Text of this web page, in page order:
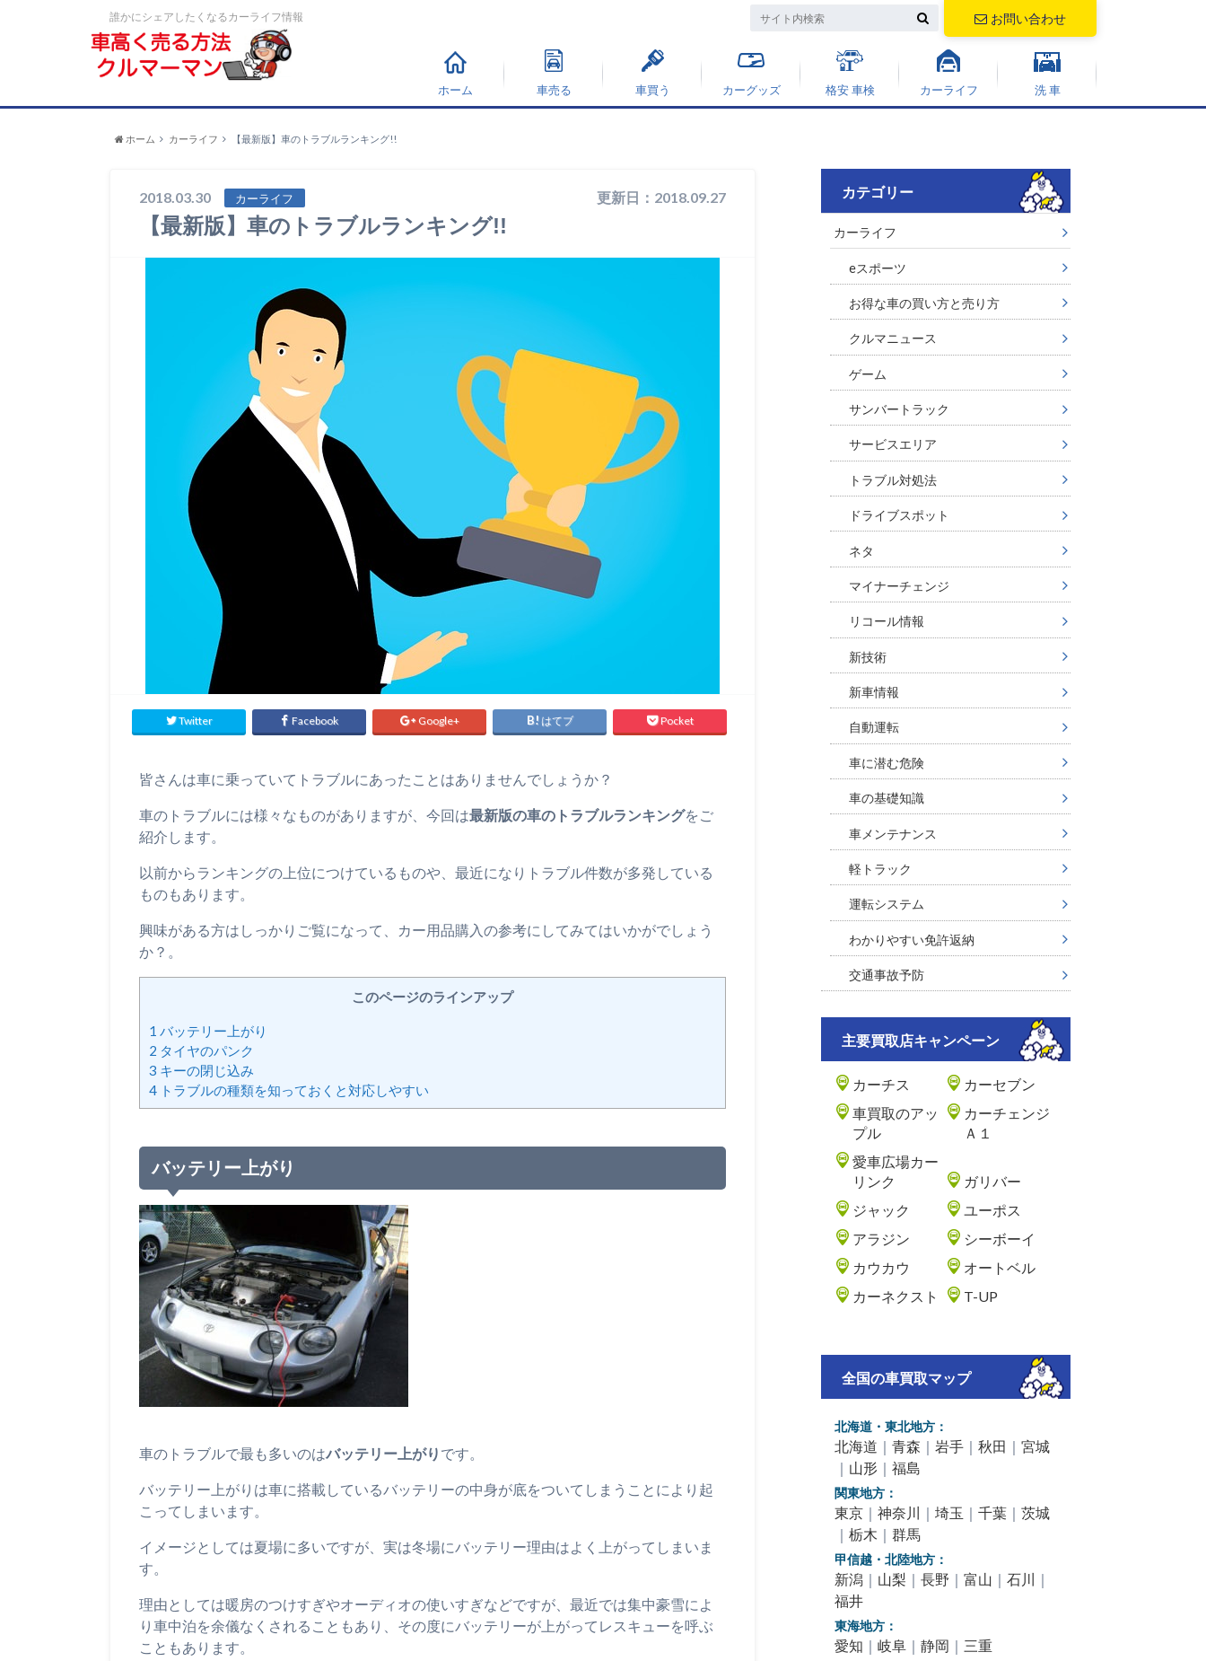
誰かにシェアしたくなるカーライフ情報 お問い合わせ
ホーム 車売る 車買う カーグッズ 格安 車検 カーライフ 洗 車
ホーム カーライフ 【最新版】車のトラブルランキング!!
2018.03.30 カーライフ 更新日：2018.09.27
【最新版】車のトラブルランキング!!
Twitter Facebook Google+ はてブ Pocket
皆さんは車に乗っていてトラブルにあったことはありませんでしょうか？
車のトラブルには様々なものがありますが、今回は最新版の車のトラブルランキングをご
紹介します。
以前からランキングの上位につけているものや、最近になりトラブル件数が多発している
ものもあります。
興味がある方はしっかりご覧になって、カー用品購入の参考にしてみてはいかがでしょう
か？。
このページのラインアップ
1 バッテリー上がり
2 タイヤのパンク
3 キーの閉じ込み
4 トラブルの種類を知っておくと対応しやすい
バッテリー上がり
車のトラブルで最も多いのはバッテリー上がり です。
バッテリー上がりは車に搭載しているバッテリーの中身が底をついてしまうことにより起
こってしまいます。
イメージとしては夏場に多いですが、実は冬場にバッテリー理由はよく上がってしまいま
す。
理由としては暖房のつけすぎやオーディオの使いすぎなどですが、最近では集中豪雪によ
り車中泊を余儀なくされることもあり、その度にバッテリーが上がってレスキューを呼ぶ
こともあります。
カテゴリー
カーライフ
eスポーツ
お得な車の買い方と売り方
クルマニュース
ゲーム
サンバートラック
サービスエリア
トラブル対処法
ドライブスポット
ネタ
マイナーチェンジ
リコール情報
新技術
新車情報
自動運転
車に潜む危険
車の基礎知識
車メンテナンス
軽トラック
運転システム
わかりやすい免許返納
交通事故予防
主要買取店キャンペーン
カーチス
カーセブン
車買取のアッ
プル
カーチェンジ
Ａ１
愛車広場カー
リンク
ガリバー
ジャック
ユーポス
アラジン
シーボーイ
カウカウ
オートベル
カーネクスト
T-UP
全国の車買取マップ
北海道・東北地方：
北海道 ｜ 青森 ｜ 岩手｜ 秋田 ｜ 宮城
｜ 山形｜ 福島
関東地方：
東京｜ 神奈川 ｜ 埼玉 ｜ 千葉｜ 茨城
｜ 栃木 ｜ 群馬
甲信越・北陸地方：
新潟 ｜ 山梨 ｜ 長野 ｜ 富山 ｜ 石川 ｜
福井
東海地方：
愛知 ｜ 岐阜｜ 静岡 ｜ 三重